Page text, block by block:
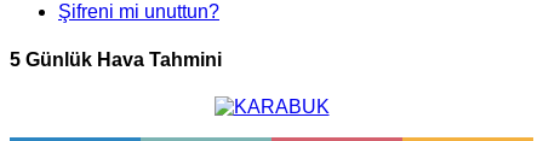
Şifreni mi unuttun?
5 Günlük Hava Tahmini